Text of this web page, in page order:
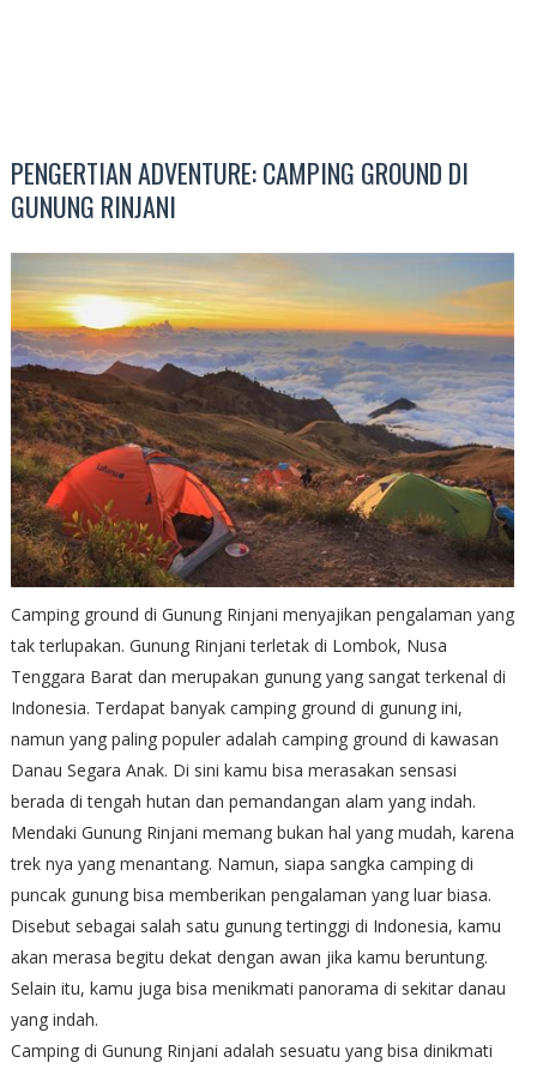
PENGERTIAN ADVENTURE: CAMPING GROUND DI
GUNUNG RINJANI
Camping ground di Gunung Rinjani menyajikan pengalaman yang
tak terlupakan. Gunung Rinjani terletak di Lombok, Nusa
Tenggara Barat dan merupakan gunung yang sangat terkenal di
Indonesia. Terdapat banyak camping ground di gunung ini,
namun yang paling populer adalah camping ground di kawasan
Danau Segara Anak. Di sini kamu bisa merasakan sensasi
berada di tengah hutan dan pemandangan alam yang indah.
Mendaki Gunung Rinjani memang bukan hal yang mudah, karena
trek nya yang menantang. Namun, siapa sangka camping di
puncak gunung bisa memberikan pengalaman yang luar biasa.
Disebut sebagai salah satu gunung tertinggi di Indonesia, kamu
akan merasa begitu dekat dengan awan jika kamu beruntung.
Selain itu, kamu juga bisa menikmati panorama di sekitar danau
yang indah.
Camping di Gunung Rinjani adalah sesuatu yang bisa dinikmati